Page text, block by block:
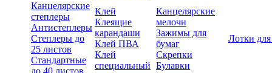
Канцелярские
степлеры
Антистеплеры
Степлеры до
25 листов
Стандартные
до 40 листов
Клей
Клеящие
карандаши
Клей ПВА
Клей
специальный
Канцелярские
мелочи
Зажимы для
бумаг
Скрепки
Булавки
Лотки